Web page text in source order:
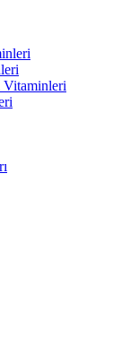
Vitaminleri